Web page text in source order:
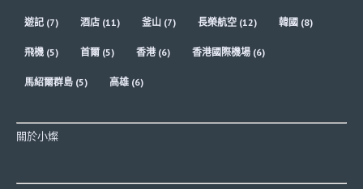
遊記 (7) 酒店 (11) 釜山 (7) 長榮航空 (12) 韓國 (8)
飛機 (5) 首爾 (5) 香港(6) 香港國際機場 (6)
馬紹爾群島 (5) 高雄 (6)
關於小燦